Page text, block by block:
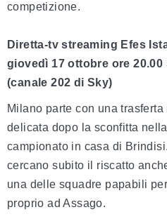
competizione.
Diretta-tv streaming Efes
giovedì 17 ottobre ore 20.00
(canale 202 di Sky)
Milano parte con una
delicata dopo la sconfitta
campionato in casa di
cercano subito il riscatto
una delle squadre papabili
proprio ad Assago.